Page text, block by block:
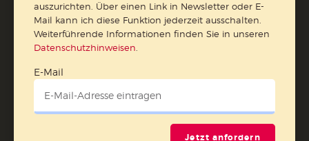
E-Mail
auszurichten. Über einen Link in Newsletter oder E-
Mail kann ich diese Funktion jederzeit ausschalten.
Weiterführende Informationen finden Sie in unseren
Datenschutzhinweisen
E-Mail
Jetzt anfordern